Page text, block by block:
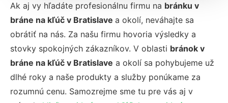
Ak aj vy hľadáte profesionálnu firmu na bránku v
bráne na kľúč v Bratislave a okolí, neváhajte sa
obrátiť na nás. Za našu firmu hovoria výsledky a
stovky spokojných zákazníkov. V oblasti bránok v
bráne na kľúč v Bratislave a okolí sa pohybujeme už
dlhé roky a naše produkty a služby ponúkame za
rozumnú cenu. Samozrejme sme tu pre vás aj v